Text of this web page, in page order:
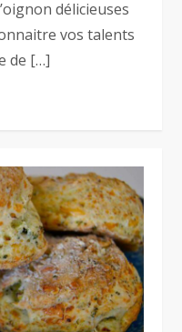
délicieuses
vos talents
de […]